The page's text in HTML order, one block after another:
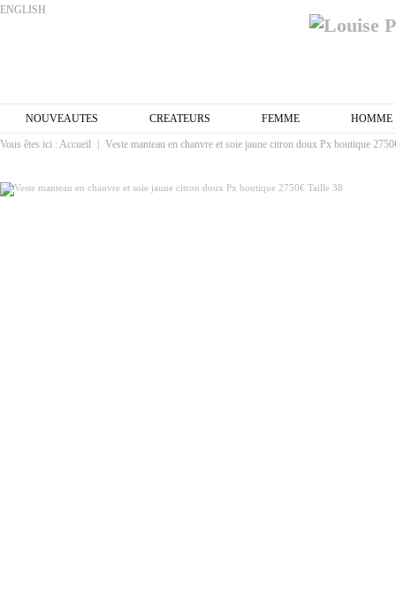
ENGLISH
NOUVEAUTES CREATEURS FEMME HOMME
Vous êtes ici : Accueil Veste manteau en chanvre et soie jaune citron doux Px boutique